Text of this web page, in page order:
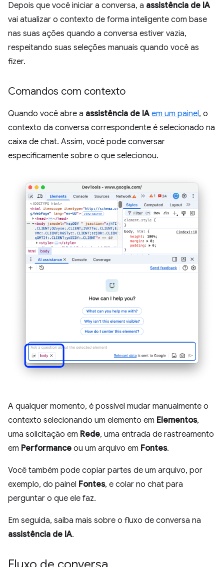
Depois que você iniciar a conversa, a assistência de IA
vai atualizar o contexto de forma inteligente com base
nas suas ações quando a conversa estiver vazia,
respeitando suas seleções manuais quando você as
fizer.
Comandos com contexto
Quando você abre a assistência de IA em um painel, o
contexto da conversa correspondente é selecionado na
caixa de chat. Assim, você pode conversar
especificamente sobre o que selecionou.
A qualquer momento, é possível mudar manualmente o
contexto selecionando um elemento em Elementos,
uma solicitação em Rede, uma entrada de rastreamento
em Performance ou um arquivo em Fontes.
Você também pode copiar partes de um arquivo, por
exemplo, do painel Fontes, e colar no chat para
perguntar o que ele faz.
Em seguida, saiba mais sobre o fluxo de conversa na
assistência de IA.